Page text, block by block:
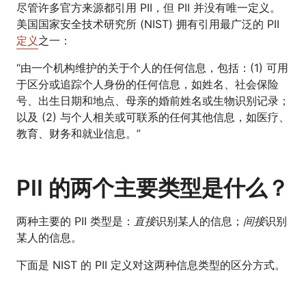
尽管许多官方来源都引用 PII，但 PII 并没有唯一定义。
美国国家安全技术研究所 (NIST) 拥有引用最广泛的 PII
定义 之一：
“由一个机构维护的关于个人的任何信息，包括：(1) 可用
于区分或追踪个人身份的任何信息，如姓名、社会保险
号、出生日期和地点、母亲的婚前姓名或生物识别记录；
以及 (2) 与个人相关或可联系的任何其他信息，如医疗、
教育、财务和就业信息。”
PII 的两个主要类型是什么？
两种主要的 PII 类型是： 直接识别某人的信息； 间接识别
某人的信息。
下面是 NIST 的 PII 定义对这两种信息类型的区分方式。